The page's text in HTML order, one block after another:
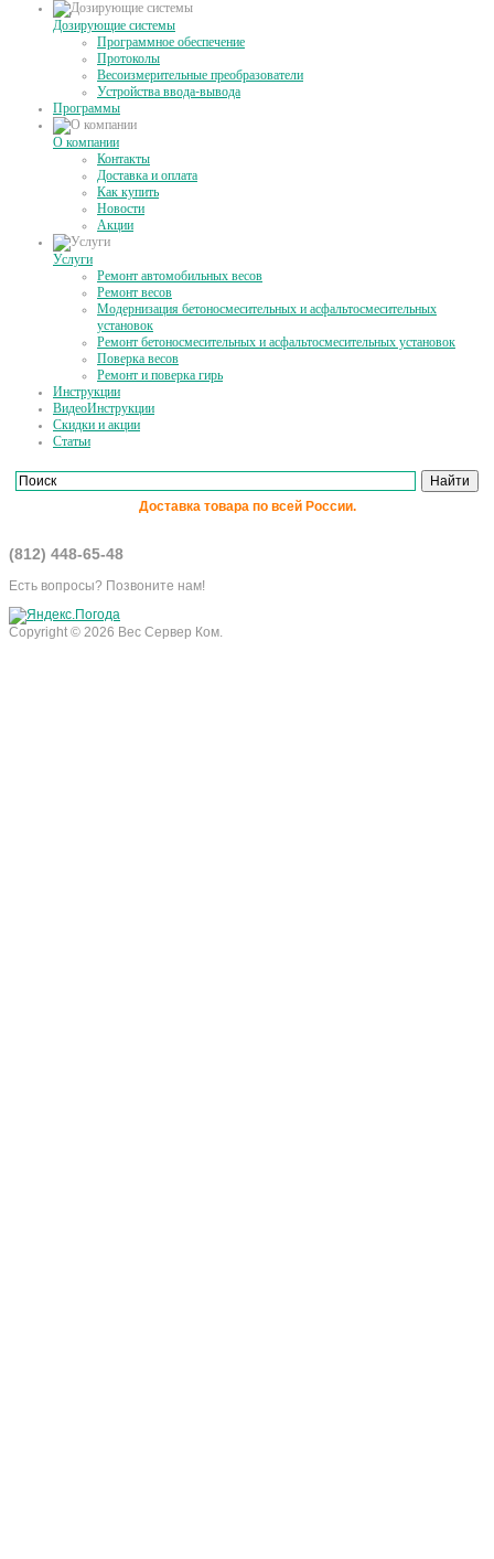
Дозирующие системы
Программное обеспечение
Протоколы
Весоизмерительные преобразователи
Устройства ввода-вывода
Программы
О компании
Контакты
Доставка и оплата
Как купить
Новости
Акции
Услуги
Ремонт автомобильных весов
Ремонт весов
Модернизация бетоносмесительных и асфальтосмесительных
установок
Ремонт бетоносмесительных и асфальтосмесительных установок
Поверка весов
Ремонт и поверка гирь
Инструкции
ВидеоИнструкции
Скидки и акции
Статьи
Доставка товара по всей России.
(812) 448-65-48
Есть вопросы? Позвоните нам!
Copyright © 2026 Вес Сервер Ком.